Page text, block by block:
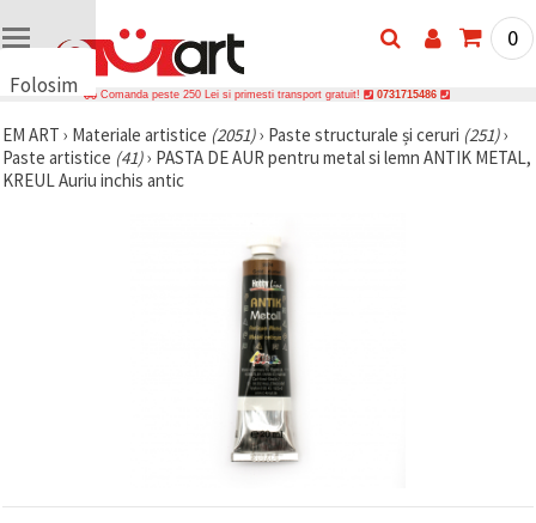
Folosim
uri
🍪 Folosim
cookie-uri
0
Comanda peste 250 Lei si primesti transport gratuit! 0731715486
EM ART › Materiale artistice (2051)› Paste structurale și ceruri (251)›
Paste artistice (41)› PASTA DE AUR pentru metal si lemn ANTIK METAL,
KREUL Auriu inchis antic